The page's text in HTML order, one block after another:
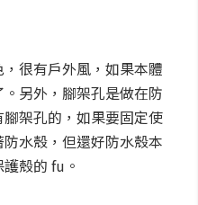
很有戶外風，如果本體
另外，腳架孔是做在防
架孔的，如果要固定使
水殼，但還好防水殼本
殼的 fu。